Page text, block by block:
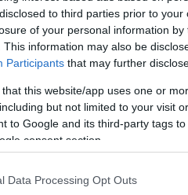
to third parties prior to
of your personal information
This information may also be
Participants that may further
that this website/app uses one or
but not limited to your visit
to Google and its third-party tags
consent section.
Data Processing Opt Outs
be a
08:44
zsenik elképzelték a